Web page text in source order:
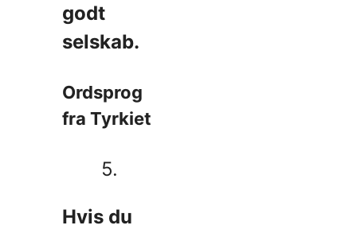
godt
selskab.
Ordsprog
fra Tyrkiet
5.
Hvis du